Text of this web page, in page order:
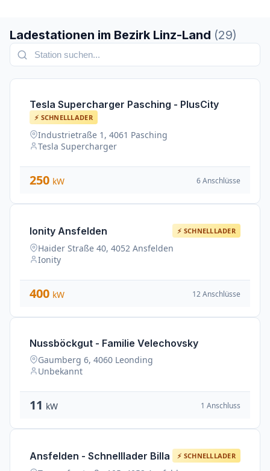
Ladestationen im Bezirk Linz-Land (29)
Tesla Supercharger Pasching - PlusCity
⚡ SCHNELLLADER
Industrietraße 1, 4061 Pasching
Tesla Supercharger
250 kW 6 Anschlüsse
Ionity Ansfelden ⚡ SCHNELLLADER
Haider Straße 40, 4052 Ansfelden
Ionity
400 kW 12 Anschlüsse
Nussböckgut - Familie Velechovsky
Gaumberg 6, 4060 Leonding
Unbekannt
11 kW 1 Anschluss
Ansfelden - Schnelllader Billa ⚡ SCHNELLLADER